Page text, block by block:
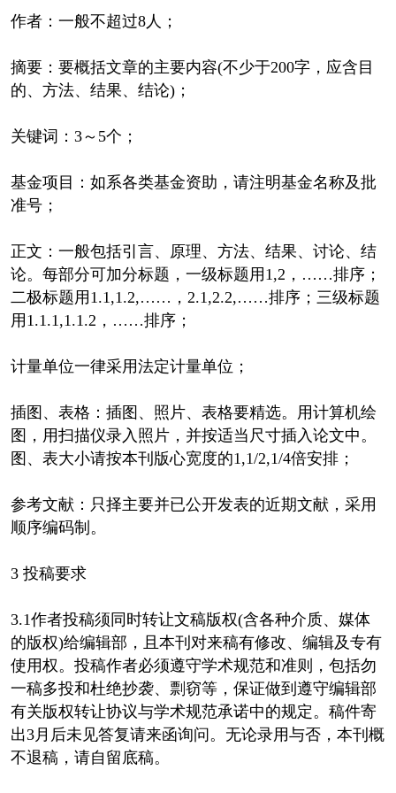
作者：一般不超过8人；
摘要：要概括文章的主要内容(不少于200字，应含目
的、方法、结果、结论)；
关键词：3～5个；
基金项目：如系各类基金资助，请注明基金名称及批
准号；
正文：一般包括引言、原理、方法、结果、讨论、结
论。每部分可加分标题，一级标题用1,2，……排序；
二极标题用1.1,1.2,……，2.1,2.2,……排序；三级标题
用1.1.1,1.1.2，……排序；
计量单位一律采用法定计量单位；
插图、表格：插图、照片、表格要精选。用计算机绘
图，用扫描仪录入照片，并按适当尺寸插入论文中。
图、表大小请按本刊版心宽度的1,1/2,1/4倍安排；
参考文献：只择主要并已公开发表的近期文献，采用
顺序编码制。
3 投稿要求
3.1作者投稿须同时转让文稿版权(含各种介质、媒体
的版权)给编辑部，且本刊对来稿有修改、编辑及专有
使用权。投稿作者必须遵守学术规范和准则，包括勿
一稿多投和杜绝抄袭、剽窃等，保证做到遵守编辑部
有关版权转让协议与学术规范承诺中的规定。稿件寄
出3月后未见答复请来函询问。无论录用与否，本刊概
不退稿，请自留底稿。